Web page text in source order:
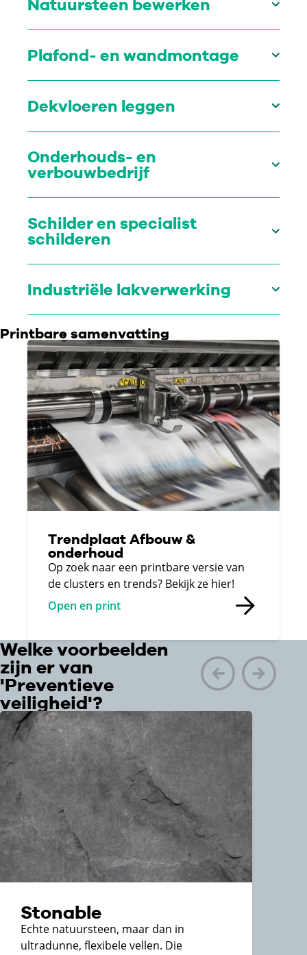
Natuursteen bewerken
Plafond- en wandmontage
Dekvloeren leggen
Onderhouds- en
verbouwbedrijf
Schilder en specialist
schilderen
Industriële lakverwerking
kracht geworden. Natlakkers die met
de stoffen werken die onder deze
wetgeving vallen, moeten om de vijf
jaar de herhaalcursus doen.”
Jan Willem Beun, ION
Printbare samenvatting
Trendplaat Afbouw &
onderhoud
Op zoek naar een printbare versie van
de clusters en trends? Bekijk ze hier!
Open en print
Welke voorbeelden
zijn er van
'Preventieve
veiligheid'?
Stonable
Echte natuursteen, maar dan in
ultradunne, flexibele vellen. Die